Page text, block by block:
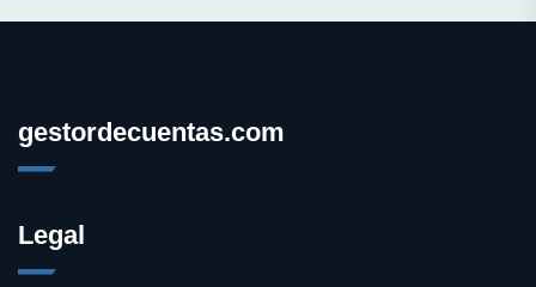
gestordecuentas.com
Legal